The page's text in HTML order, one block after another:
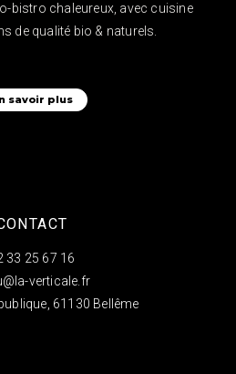
bistro chaleureux, avec cuisine
de qualité bio & naturels.
savoir plus
33 25 67 16
verticale.fr
61130 Bellême